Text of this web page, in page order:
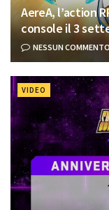
AereA, l’action
console il 3
NESSUN COMMENTO
VIDEO